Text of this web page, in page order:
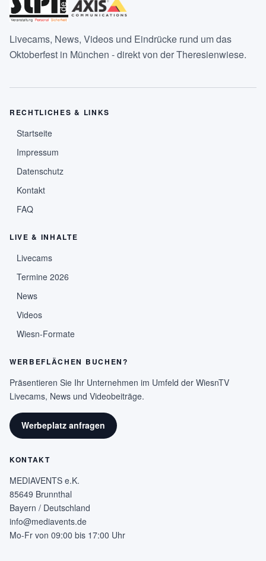
Livecams, News, Videos und Eindrücke rund um das
Oktoberfest in München - direkt von der Theresienwiese.
RECHTLICHES & LINKS
Startseite
Impressum
Datenschutz
Kontakt
FAQ
LIVE & INHALTE
Livecams
Termine 2026
News
Videos
Wiesn-Formate
WERBEFLÄCHEN BUCHEN?
Präsentieren Sie Ihr Unternehmen im Umfeld der WiesnTV
Livecams, News und Videobeiträge.
Werbeplatz anfragen
KONTAKT
MEDIAVENTS e.K.
85649 Brunnthal
Bayern / Deutschland
info@mediavents.de
Mo-Fr von 09:00 bis 17:00 Uhr